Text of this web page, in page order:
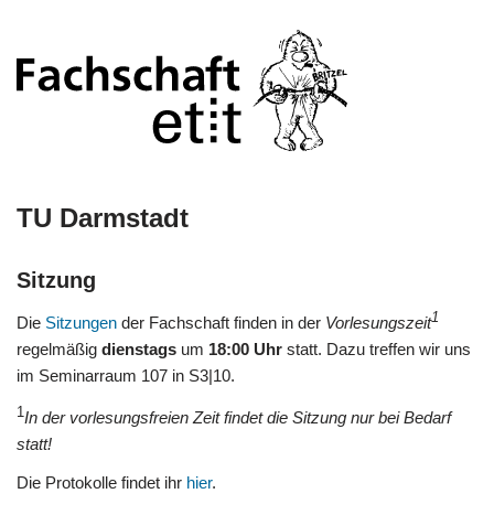
TU Darmstadt
Sitzung
Die Sitzungen der Fachschaft finden in der Vorlesungszeit1
regelmäßig dienstags um 18:00 Uhr statt. Dazu treffen wir uns
im Seminarraum 107 in S3|10.
1In der vorlesungsfreien Zeit findet die Sitzung nur bei Bedarf
statt!
Die Protokolle findet ihr hier.